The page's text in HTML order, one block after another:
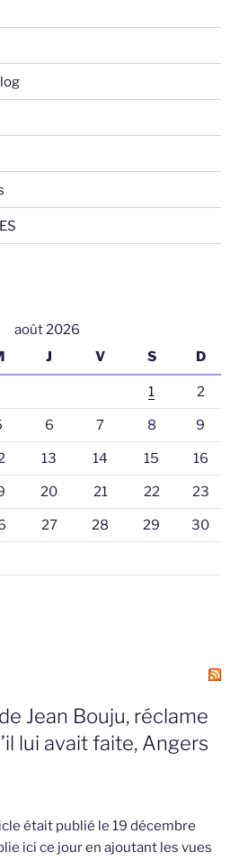
août 2026
J V S D
1 2
6 7 8 9
13 14 15 16
20 21 22 23
27 28 29 30
Jean Bouju, réclame
lui avait faite, Angers
était publié le 19 décembre
ici ce jour en ajoutant les vues